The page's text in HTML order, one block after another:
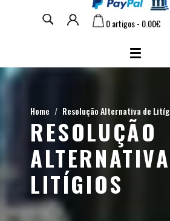
0 artigos - 0.00€
Home Resolução Alternativa de
RESOLUÇÃO
LITÍGIOS